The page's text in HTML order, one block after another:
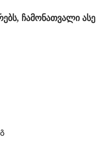
ჩამონათვალი ასე